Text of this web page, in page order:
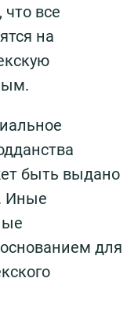
все
на
быть выдано
Иные
для